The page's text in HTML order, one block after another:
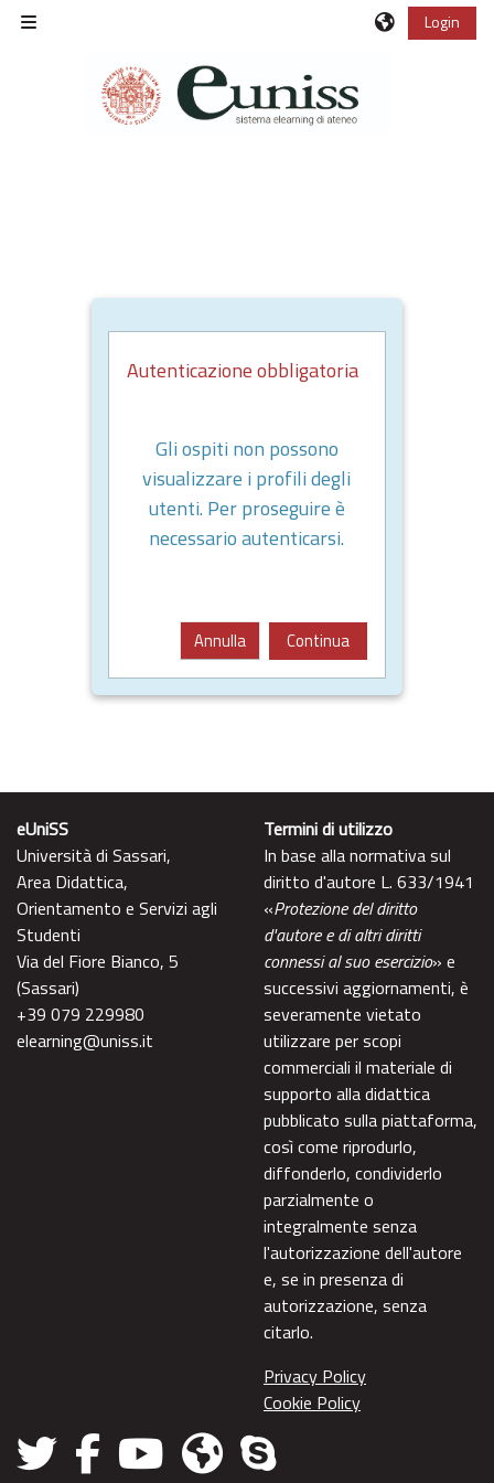
Vai al contenuto principale
Login
Autenticazione obbligatoria
Gli ospiti non possono
visualizzare i profili degli
utenti. Per proseguire è
necessario autenticarsi.
Annulla Continua
eUniSS
Università di Sassari,
Area Didattica,
Orientamento e Servizi agli
Studenti
Via del Fiore Bianco, 5
(Sassari)
+39 079 229980
elearning@uniss.it
Termini di utilizzo
In base alla normativa sul
diritto d'autore L. 633/1941
«Protezione del diritto
d'autore e di altri diritti
connessi al suo esercizio» e
successivi aggiornamenti, è
severamente vietato
utilizzare per scopi
commerciali il materiale di
supporto alla didattica
pubblicato sulla piattaforma,
così come riprodurlo,
diffonderlo, condividerlo
parzialmente o
integralmente senza
l'autorizzazione dell'autore
e, se in presenza di
autorizzazione, senza
citarlo.
Privacy Policy
Cookie Policy